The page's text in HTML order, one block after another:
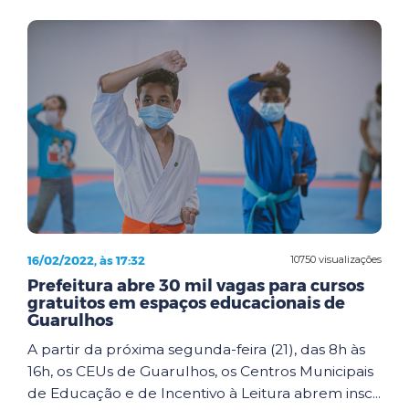
10750 visualizações
16/02/2022, às 17:32
Prefeitura abre 30 mil vagas para cursos
gratuitos em espaços educacionais de
Guarulhos
A partir da próxima segunda-feira (21), das 8h às
16h, os CEUs de Guarulhos, os Centros Municipais
de Educação e de Incentivo à Leitura abrem insc...